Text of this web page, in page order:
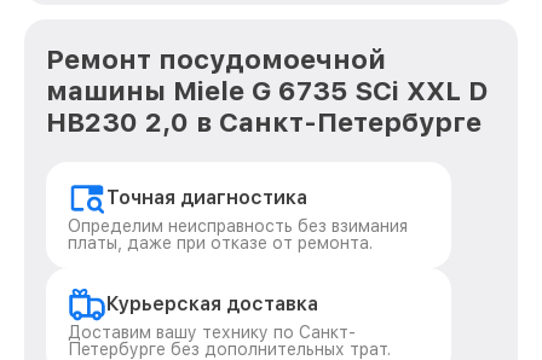
Ремонт посудомоечной
машины Miele G 6735 SCi XXL D
HB230 2,0 в Санкт-Петербурге
Точная диагностика
Определим неисправность без взимания
платы, даже при отказе от ремонта.
Курьерская доставка
Доставим вашу технику по Санкт-
Петербурге без дополнительных трат.